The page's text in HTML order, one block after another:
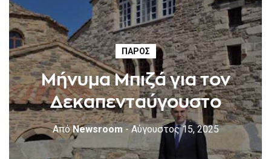
ΠΆΡΟΣ
Μήνυμα Μπιζά για τον
Δεκαπενταύγουστο
ΑπόNewsroom - Αύγουστος 15, 2025